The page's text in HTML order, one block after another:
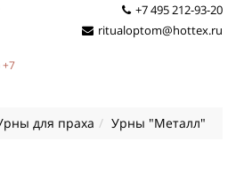
+7
+7 495 212-93-20
ritualoptom@hottex.ru
для праха Урны "Металл"